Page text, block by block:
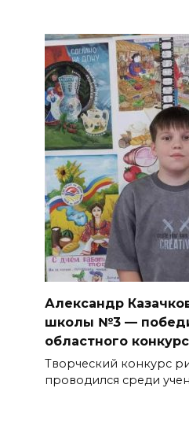
Александр
школы №3 —
областного
Творческий конкурс
проводился среди